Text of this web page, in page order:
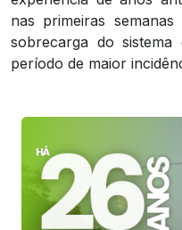
nas primeiras
sobrecarga do
período de maior